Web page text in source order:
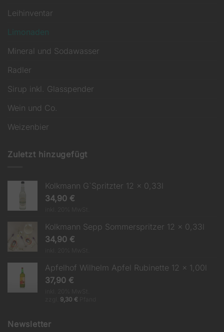
Leihinventar
Limonaden
Mineral und Sodawasser
Radler
Sirup inkl. Glasspender
Wein und Co.
Weizenbier
Zuletzt hinzugefügt
Kolkmann G`Spritzter 12 x 0,33l
34,90 €
Kolkmann Sepp Sommerspritzer 12 x 0,33l
34,90 €
Apfelhof Wilhelm Apfel Rubinette 12 x 1,00l
37,90 €
9,30 €
Newsletter